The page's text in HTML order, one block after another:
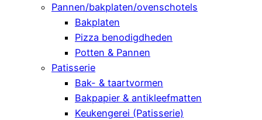
Pannen/bakplaten/ovenschotels
Bakplaten
Pizza benodigdheden
Potten & Pannen
Patisserie
Bak- & taartvormen
Bakpapier & antikleefmatten
Keukengerei (Patisserie)